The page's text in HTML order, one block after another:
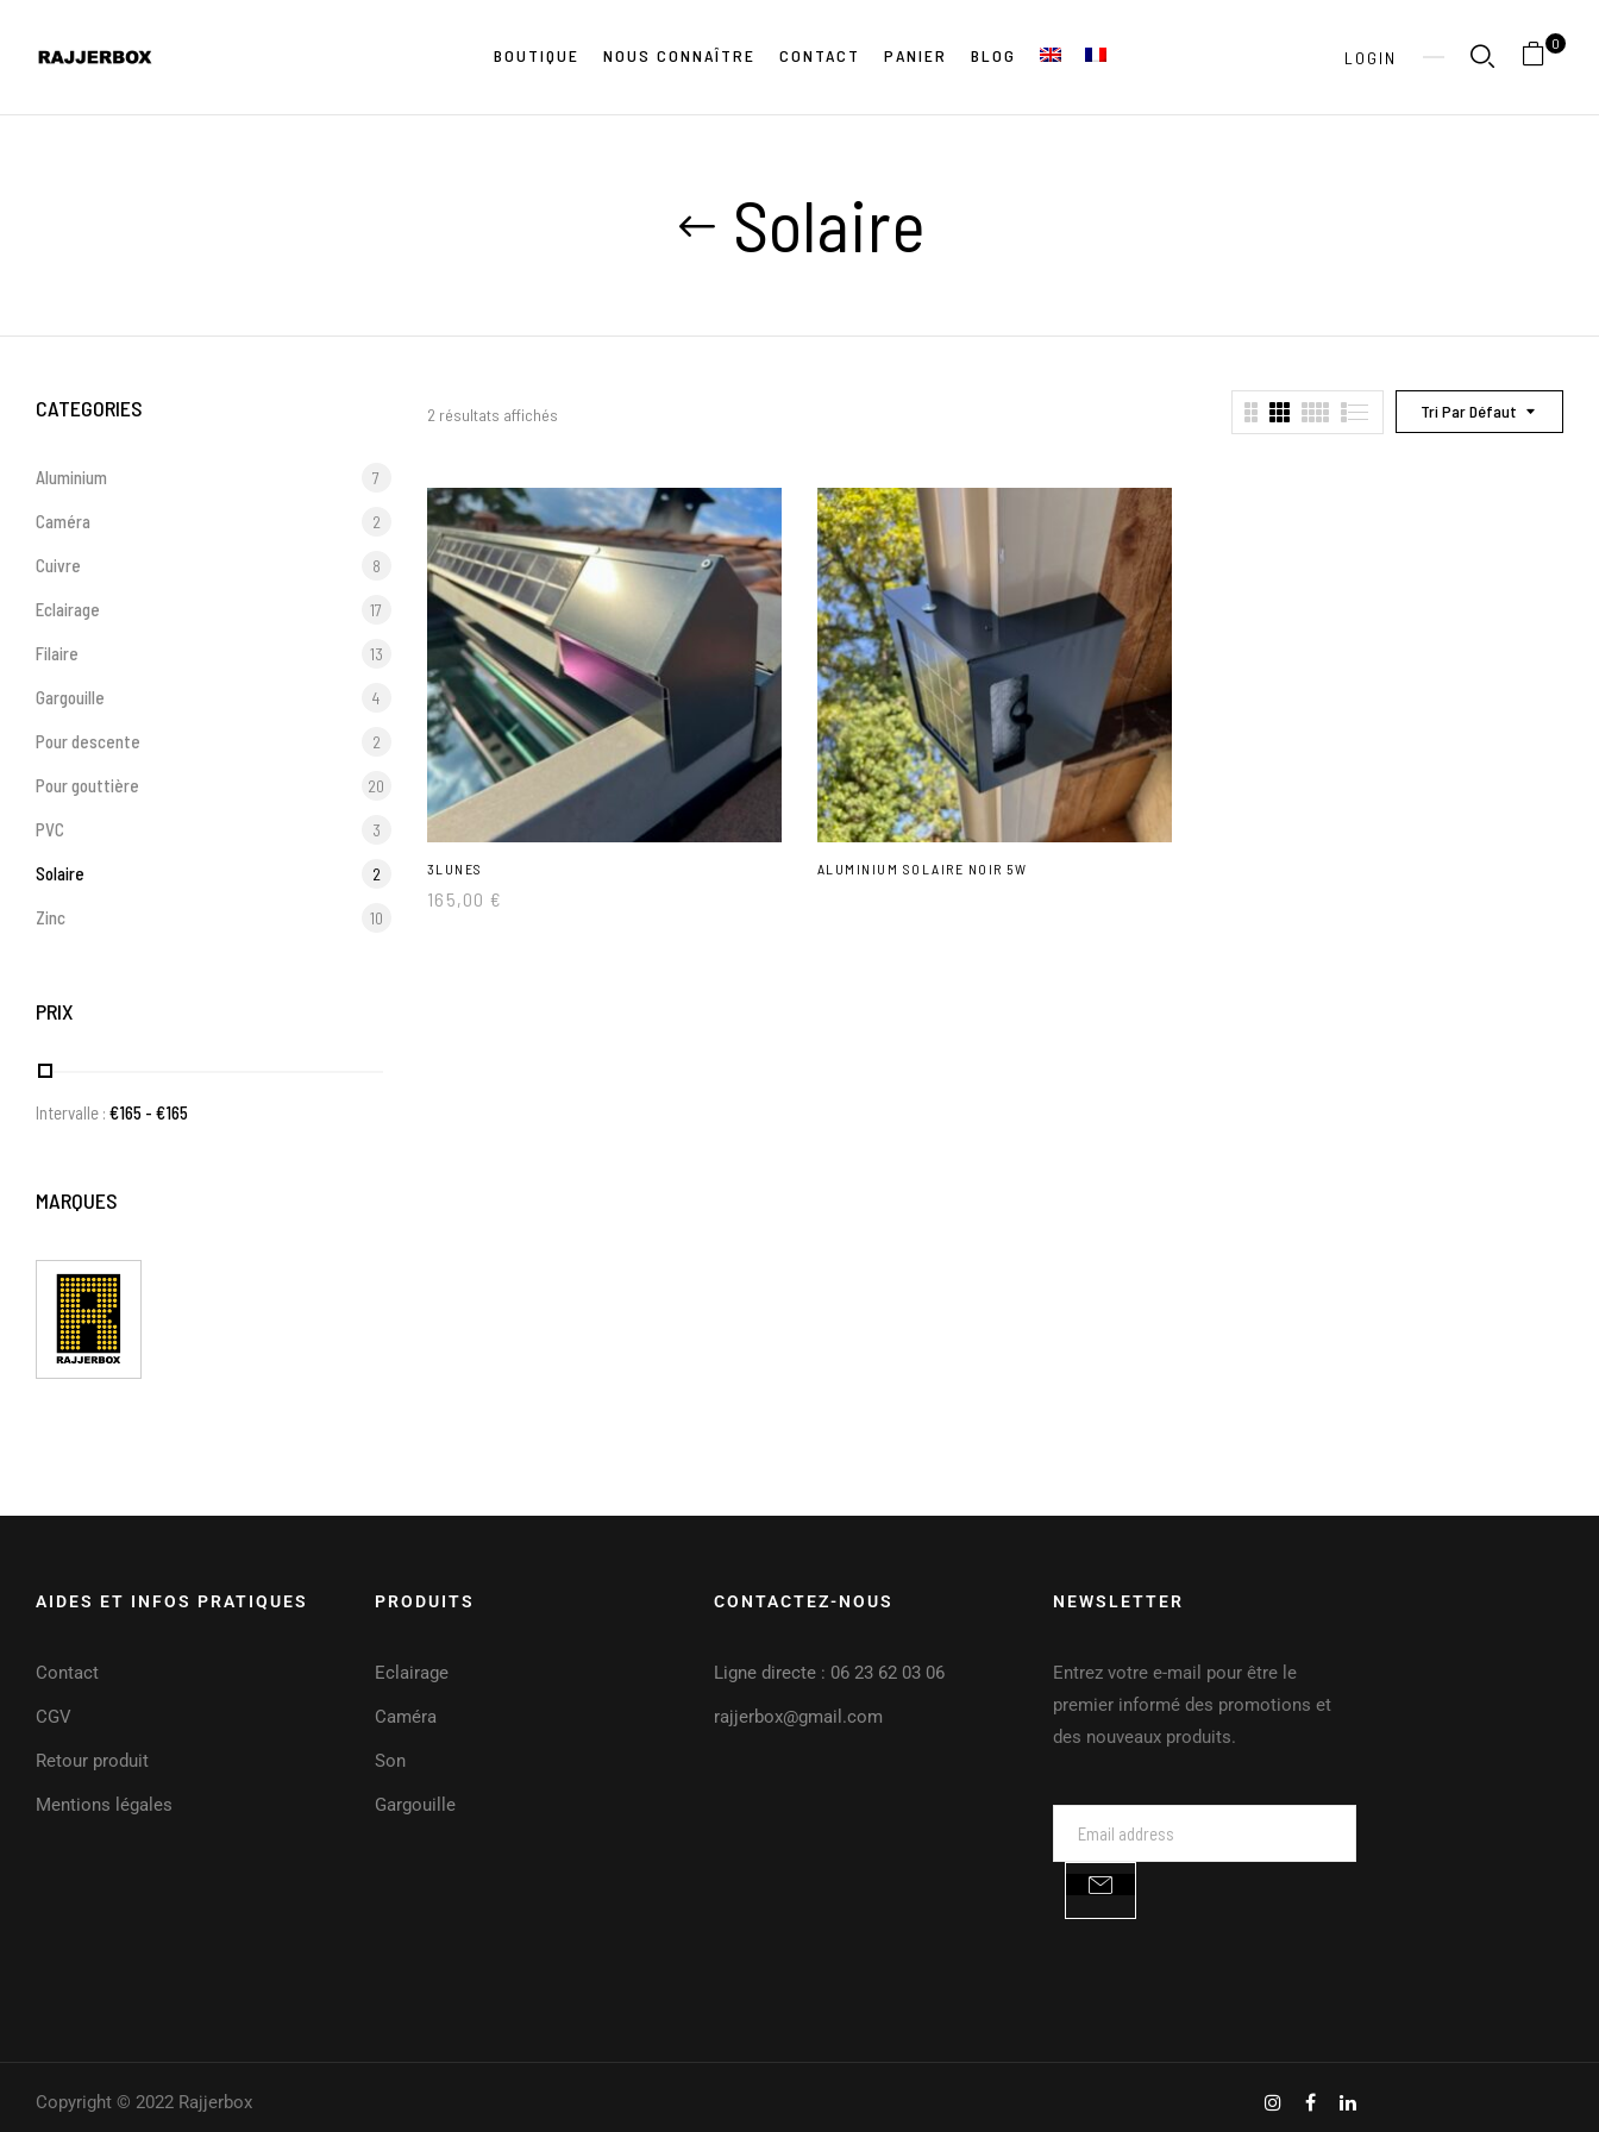
BOUTIQUE NOUS CONNAÎTRE CONTACT PANIER BLOG LOGIN
0
Solaire
CATEGORIES
Aluminium 7
Caméra 2
Cuivre 8
Eclairage 17
Filaire 13
Gargouille 4
Pour descente 2
Pour gouttière 20
PVC 3
Solaire 2
Zinc 10
PRIX
Intervalle : €165 - €165
MARQUES
Tri Par Défaut
2 résultats affichés
3LUNES
165,00 €
ALUMINIUM SOLAIRE NOIR 5W
AIDES ET INFOS PRATIQUES
Contact
CGV
Retour produit
Mentions légales
PRODUITS
Eclairage
Caméra
Son
Gargouille
CONTACTEZ-NOUS
Ligne directe : 06 23 62 03 06
rajjerbox@gmail.com
NEWSLETTER
Entrez votre e-mail pour être le
premier informé des promotions et
des nouveaux produits.
Copyright © 2022 Rajjerbox